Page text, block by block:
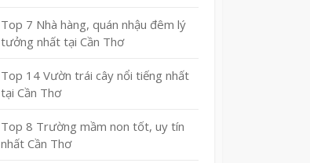
Top 7 Nhà hàng, quán nhậu đêm lý
tưởng nhất tại Cần Thơ
Top 14 Vườn trái cây nổi tiếng nhất
tại Cần Thơ
Top 8 Trường mầm non tốt, uy tín
nhất Cần Thơ